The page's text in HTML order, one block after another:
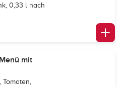
0,33 l nach
mit
Tomaten,